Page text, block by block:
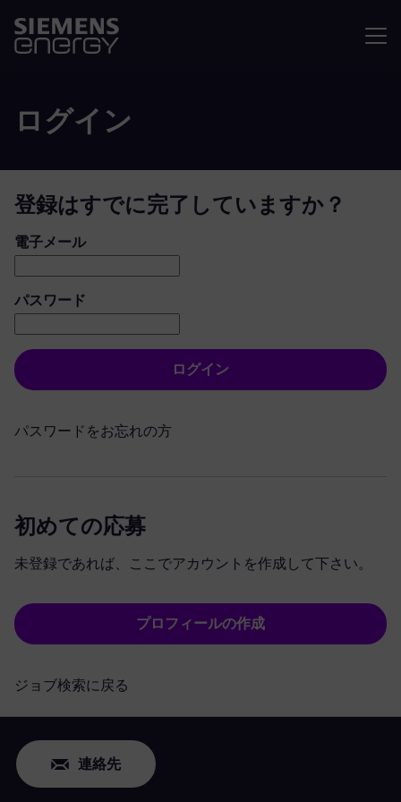
ログイン
登録はすでに完了していますか？
ログイン：ユーザーとパスワード
電子メール
パスワード
ログイン
パスワードをお忘れの方
初めての応募
未登録であれば、ここでアカウントを作成して下さい。
プロフィールの作成
ジョブ検索に戻る
連絡先